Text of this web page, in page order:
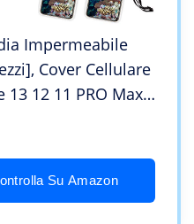
Impermeabile
Cover Cellulare
12 11 PRO Max
Su Amazon